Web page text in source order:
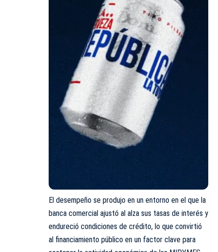
El desempeño se produjo en un entorno en el que la
banca comercial ajustó al alza sus tasas de interés y
endureció condiciones de crédito, lo que convirtió
al financiamiento público en un factor clave para